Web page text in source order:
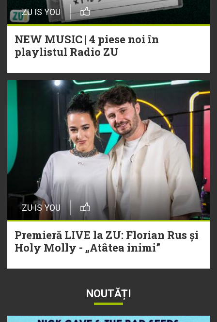
ZU IS YOU
NEW MUSIC | 4 piese noi în
playlistul Radio ZU
ZU IS YOU
Premieră LIVE la ZU: Florian Rus și
Holy Molly - „Atâtea inimi”
NOUTĂȚI